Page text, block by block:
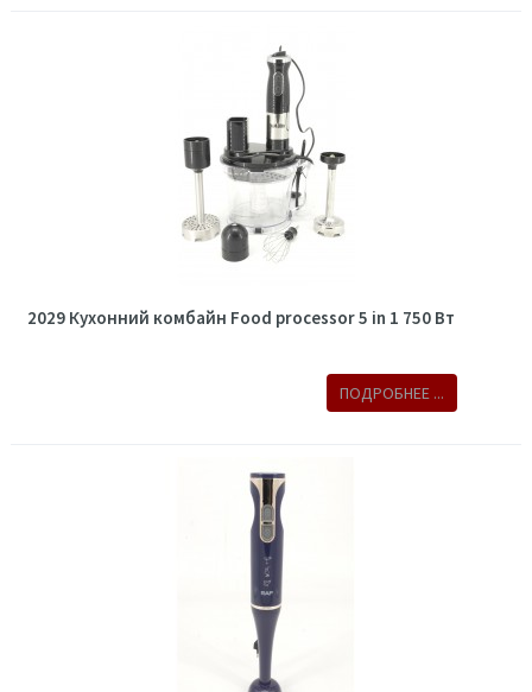
2029 Кухонний комбайн Food processor 5 in 1 750 Вт
ПОДРОБНЕЕ ...